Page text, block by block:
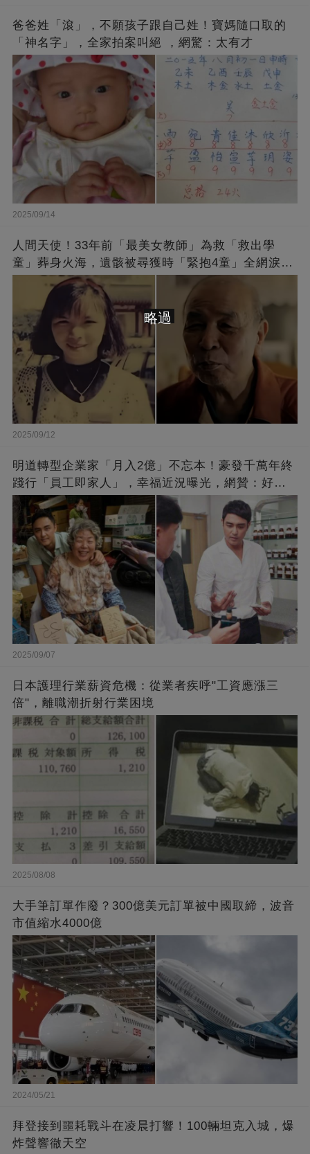
爸爸姓「滾」，不願孩子跟自己姓！寶媽隨口取的
「神名字」，全家拍案叫絕 ，網驚：太有才
2025/09/14
人間天使！33年前「最美女教師」為救「救出學
童」葬身火海，遺骸被尋獲時「緊抱4童」全網淚
崩：真正的英雄不該被遺忘
2025/09/12
明道轉型企業家「月入2億」不忘本！豪發千萬年終
踐行「員工即家人」，幸福近況曝光，網贊：好老
闆的福報
2025/09/07
日本護理行業薪資危機：從業者疾呼"工資應漲三
倍"，離職潮折射行業困境
2025/08/08
大手筆訂單作廢？300億美元訂單被中國取締，波音
市值縮水4000億
2024/05/21
拜登接到噩耗戰斗在凌晨打響！100輛坦克入城，爆
炸聲響徹天空
略過